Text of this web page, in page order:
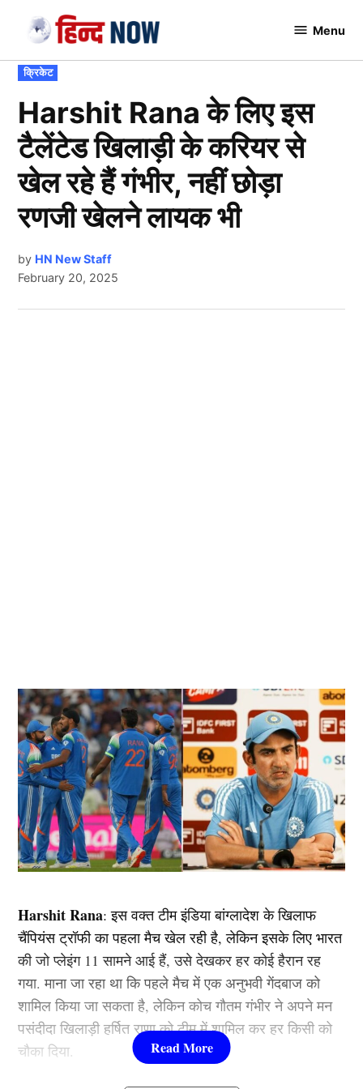
content
Menu
POSTED
IN
क्रिकेट
Harshit Rana के लिए इस
टैलेंटेड खिलाड़ी के करियर से
खेल रहे हैं गंभीर, नहीं छोड़ा
रणजी खेलने लायक भी
by HN New Staff
February 20, 2025
Harshit Rana: इस वक्त टीम इंडिया बांग्लादेश के खिलाफ
चैंपियंस ट्रॉफी का पहला मैच खेल रही है, लेकिन इसके लिए भारत
की जो प्लेइंग 11 सामने आई हैं, उसे देखकर हर कोई हैरान रह
गया. माना जा रहा था कि पहले मैच में एक अनुभवी गेंदबाज को
शामिल किया जा सकता है, लेकिन कोच गौतम गंभीर ने अपने मन
पसंदीदा खिलाड़ी हर्षित राणा को टीम में शामिल कर हर किसी को
चौका दिया.